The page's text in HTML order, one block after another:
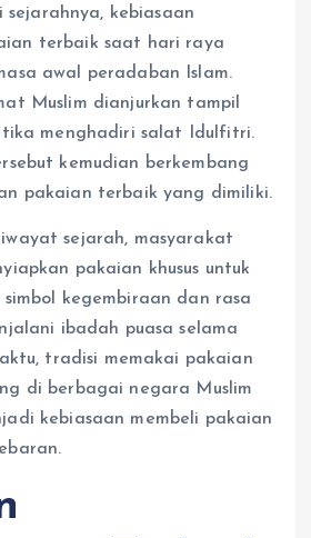
sejarahnya, kebiasaan
terbaik saat hari raya
awal peradaban Islam.
Muslim dianjurkan tampil
menghadiri salat Idulfitri.
kemudian berkembang
pakaian terbaik yang dimiliki.
sejarah, masyarakat
pakaian khusus untuk
kegembiraan dan rasa
ibadah puasa selama
tradisi memakai pakaian
di berbagai negara Muslim
kebiasaan membeli pakaian